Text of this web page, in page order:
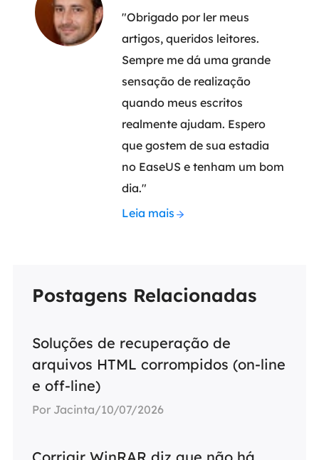
"Obrigado por ler meus
artigos, queridos leitores.
Sempre me dá uma grande
sensação de realização
quando meus escritos
realmente ajudam. Espero
que gostem de sua estadia
no EaseUS e tenham um bom
dia."
Leia mais
Postagens Relacionadas
Soluções de recuperação de
arquivos HTML corrompidos (on-line
e off-line)
Por Jacinta/10/07/2026